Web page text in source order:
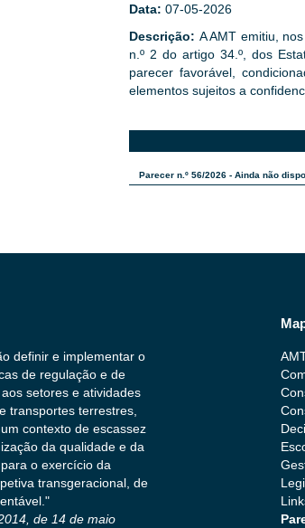
Data: 07-05-2026
Descrição: A AMT emitiu,
n.º 2 do artigo 34.º, dos
parecer favorável,
elementos sujeitos a
Parecer n.º 56/2026 - Ainda não
definir e implementar o
de regulação e de
setores e atividades
transportes terrestres,
contexto de escassez
da qualidade e da
o exercício da
transgeracional, de
de 14 de maio